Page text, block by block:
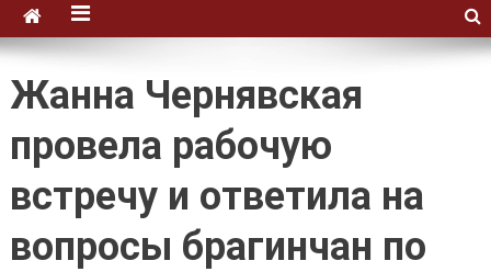
Жанна Чернявская
провела рабочую
встречу и ответила на
вопросы брагинчан по